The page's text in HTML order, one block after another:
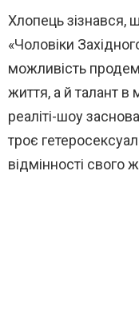
Хлопець зізнався,
«Чоловіки
можливість
життя, а й талант в
реаліті-шоу
троє
відмінності свого